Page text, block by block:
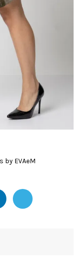
by EVAeM